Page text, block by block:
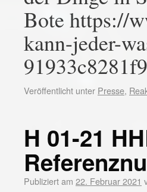
Bote https://
kann-jeder-
Veröffentlicht unter Presse,
H 01-21
Publiziert am 22. Februar 2021